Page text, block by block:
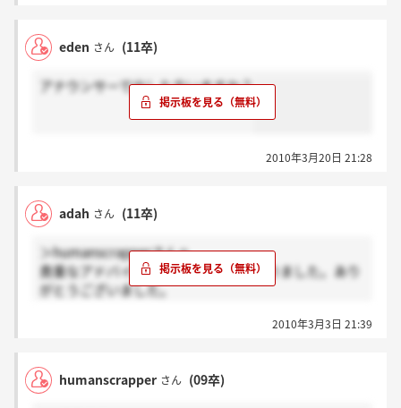
eden さん (11卒)
アナウンサーで出した方いますか？
2010年3月20日 21:28
adah さん (11卒)
＞humanscrapperさんへ
貴重なアドバイスを頂き、本当に助かりました。あり
がとうございました。
2010年3月3日 21:39
humanscrapper さん (09卒)